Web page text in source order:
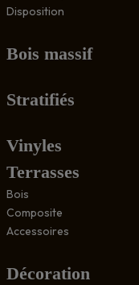
Disposition
Bois massif
Stratifiés
Vinyles
Terrasses
Bois
Composite
Accessoires
Décoration